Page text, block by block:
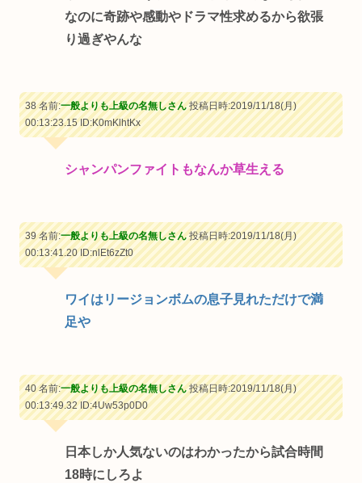
なのに奇跡や感動やドラマ性求めるから欲張
り過ぎやんな
38 名前:一般よりも上級の名無しさん投稿日時:2019/11/18(月)
00:13:23.15ID:K0mKlhtKx
シャンパンファイトもなんか草生える
39 名前:一般よりも上級の名無しさん投稿日時:2019/11/18(月)
00:13:41.20ID:nlEt6zZt0
ワイはリージョンボムの息子見れただけで満
足や
40 名前:一般よりも上級の名無しさん投稿日時:2019/11/18(月)
00:13:49.32ID:4Uw53p0D0
日本しか人気ないのはわかったから試合時間
18時にしろよ